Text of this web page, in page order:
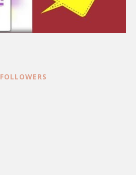
FOLLOWERS